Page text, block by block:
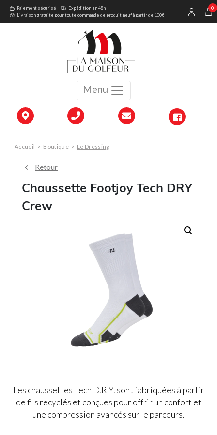
Menu
Paiement sécurisé
Expédition en 48h
Livraison gratuite pour toute commande de produit neuf à partir de 100€
0
Accueil > Boutique > Le Dressing
Retour
Chaussette Footjoy Tech DRY
Crew
Les chaussettes Tech D.R.Y. sont fabriquées à partir
de fils recyclés et conçues pour offrir un confort et
une compression avancés sur le parcours.